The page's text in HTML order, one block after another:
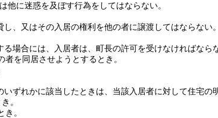
他に迷惑を及ぼす行為をしてはならない。
、又はその入居の権利を他の者に譲渡してはならない。
場合には、入居者は、町長の許可を受けなければなら
を同居させようとするとき。
いずれかに該当したときは、当該入居者に対して住宅の
。
。